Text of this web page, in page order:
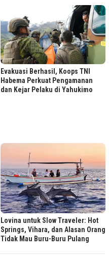
Evakuasi Berhasil, Koops TNI
Habema Perkuat Pengamanan
dan Kejar Pelaku di Yahukimo
Lovina untuk Slow Traveler: Hot
Springs, Vihara, dan Alasan Orang
Tidak Mau Buru-Buru Pulang